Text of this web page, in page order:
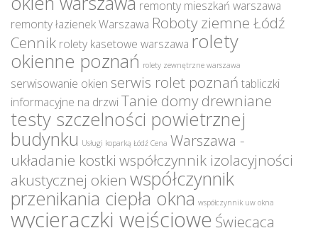
remonty mieszkań warszawa
remonty łazienek Warszawa Roboty ziemne Łódź
Cennik rolety kasetowe warszawa rolety
okienne poznań rolety zewnętrzne warszawa
serwisowanie okien serwis rolet poznań tabliczki
informacyjne na drzwiTanie domy drewniane
testy szczelności powietrznej
budynku Usługi koparką Łódź Cena Warszawa -
układanie kostki współczynnik izolacyjności
akustycznej okien współczynnik
przenikania ciepła okna współczynnik uw okna
wycieraczki wejściowe Świecąca